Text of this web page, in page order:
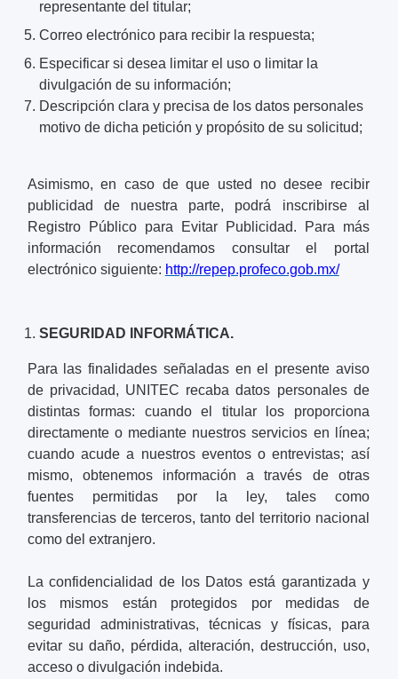
representante del titular;
Correo electrónico para recibir la respuesta;
Especificar si desea limitar el uso o limitar la
divulgación de su información;
Descripción clara y precisa de los datos personales
motivo de dicha petición y propósito de su solicitud;
Asimismo, en caso de que usted no desee recibir
publicidad de nuestra parte, podrá inscribirse al
Registro Público para Evitar Publicidad. Para más
información recomendamos consultar el portal
electrónico siguiente: http://repep.profeco.gob.mx/
SEGURIDAD INFORMÁTICA.
Para las finalidades señaladas en el presente aviso
de privacidad, UNITEC recaba datos personales de
distintas formas: cuando el titular los proporciona
directamente o mediante nuestros servicios en línea;
cuando acude a nuestros eventos o entrevistas; así
mismo, obtenemos información a través de otras
fuentes permitidas por la ley, tales como
transferencias de terceros, tanto del territorio nacional
como del extranjero.
La confidencialidad de los Datos está garantizada y
los mismos están protegidos por medidas de
seguridad administrativas, técnicas y físicas, para
evitar su daño, pérdida, alteración, destrucción, uso,
acceso o divulgación indebida.